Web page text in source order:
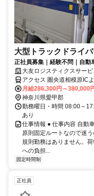
大型トラックドライ
正社員募集｜経験不問｜自動
仕事｜不規則勤務なし
大友ロジスティクスサー
アクセス 圏央道相模原IC
月給286,300円～380,000
神奈川県愛甲郡
勤務曜日・時間 08:00～
あり
仕事情報 ● 仕事内容 自動
原則固定ルートなので迷
規則勤務はありません。
への負担...
固定時間制
正社員